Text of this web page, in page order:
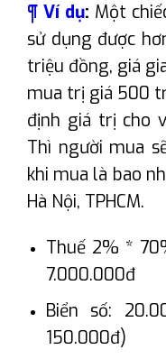
¶ Ví dụ: Một
sử dụng được
triệu đồng, giá
mua trị giá 500
định giá trị cho
Thì người mua
khi mua là bao
Hà Nội, TPHCM.
Thuế 2% *
7.000.000đ
Biển số:
150.000đ)